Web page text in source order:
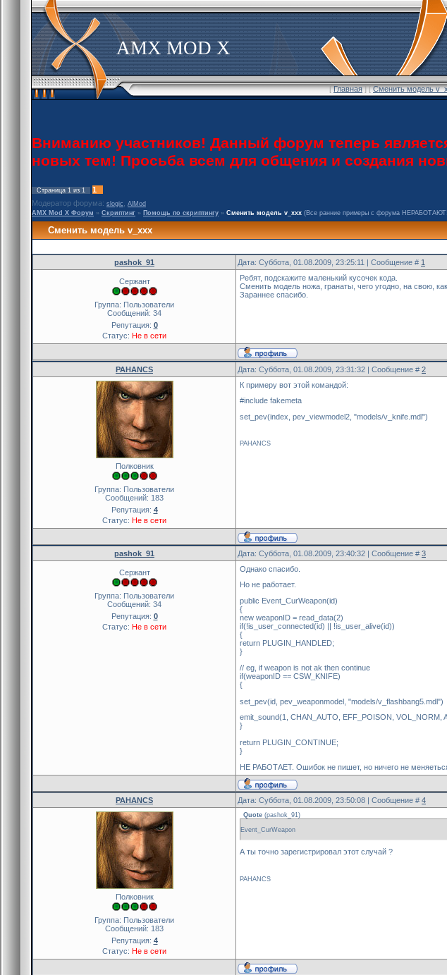
AMX MOD X
[Главная] [Сменить модель
Вниманию участников! Данный форум теперь
новых тем! Просьба всем для общения и создания
Страница 1 из 1
1
Модератор форума: slogic
AlMod
AMX Mod X Форум » Скриптинг » Помощь по скриптингу » Сменить модель v_ххх (Все ранние примеры с форума
Сменить модель v_ххх
pashok_91 Дата: Суббота, 01.08.2009, 23:25:11 | Сообщение # 1
Сержант
Группа: Пользователи
Сообщений: 34
Репутация: 0
Статус: Не в сети
Ребят, подскажите маленький кусочек кода.
Сменить модель ножа, гранаты, чего угодно, на свою,
Зараннее спасибо.
PAHANCS Дата: Суббота, 01.08.2009, 23:31:32 | Сообщение # 2
Полковник
Группа: Пользователи
Сообщений: 183
Репутация: 4
Статус: Не в сети
К примеру вот этой командой:
#include fakemeta
set_pev(index, pev_viewmodel2, "models/v_knife.mdl")
PAHANCS
pashok_91 Дата: Суббота, 01.08.2009, 23:40:32 | Сообщение # 3
Сержант
Группа: Пользователи
Сообщений: 34
Репутация: 0
Статус: Не в сети
Однако спасибо.
Но не работает.
public Event_CurWeapon(id)
{
new weaponID = read_data(2)
if(!is_user_connected(id) || !is_user_alive(id))
{
return PLUGIN_HANDLED;
}
// eg, if weapon is not ak then continue
if(weaponID == CSW_KNIFE)
{
set_pev(id, pev_weaponmodel, "models/v_flashbang5.mdl")
emit_sound(1, CHAN_AUTO, EFF_POISON, VOL_NORM,
}
return PLUGIN_CONTINUE;
}
НЕ РАБОТАЕТ. Ошибок не пишет, но ничего не
PAHANCS Дата: Суббота, 01.08.2009, 23:50:08 | Сообщение # 4
Полковник
Группа: Пользователи
Сообщений: 183
Репутация: 4
Статус: Не в сети
Quote (pashok_91 )
Event_CurWeapon
А ты точно зарегистрировал этот случай ?
PAHANCS